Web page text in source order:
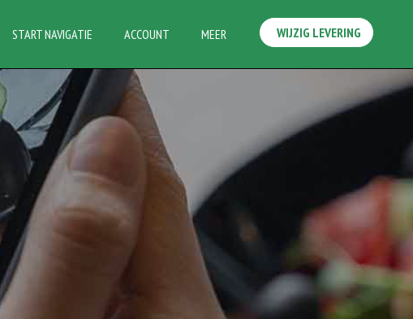
START NAVIGATIE ACCOUNT MEER WIJZIG LEVERING